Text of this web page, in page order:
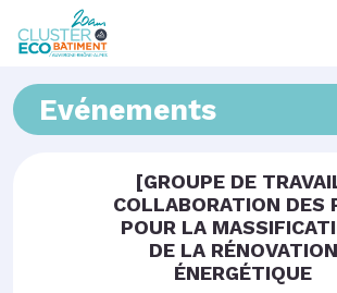
Evénements
[GROUPE DE
COLLABORATION DES
POUR LA
DE LA RÉNOVATION
ÉNERGÉTIQUE